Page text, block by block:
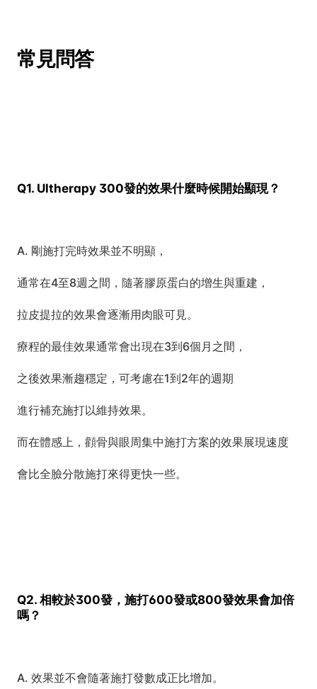
常見問答
Q1. Ultherapy 300發的效果什麼時候開始顯現？
A. 剛施打完時效果並不明顯，
通常在4至8週之間，隨著膠原蛋白的增生與重建，
拉皮提拉的效果會逐漸用肉眼可見。
療程的最佳效果通常會出現在3到6個月之間，
之後效果漸趨穩定，可考慮在1到2年的週期
進行補充施打以維持效果。
而在體感上，顴骨與眼周集中施打方案的效果展現速度
會比全臉分散施打來得更快一些。
Q2. 相較於300發，施打600發或800發效果會加倍
嗎？
A. 效果並不會隨著施打發數成正比增加。